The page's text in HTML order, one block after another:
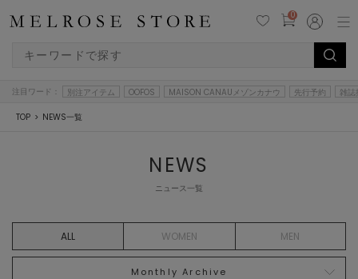
0
注目ワード： 別注アイテム OOFOS MAISON CANAUメゾンカナウ 先行予約 雑誌
TOP NEWS一覧
NEWS
ニュース一覧
ALL WOMEN MEN
Monthly Archive